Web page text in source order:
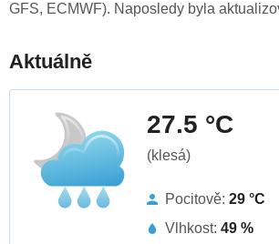
GFS, ECMWF). Naposledy byla
Aktuálně
27.5 °C
(klesá)
Pocitově: 29 °C
Vlhkost: 49 %